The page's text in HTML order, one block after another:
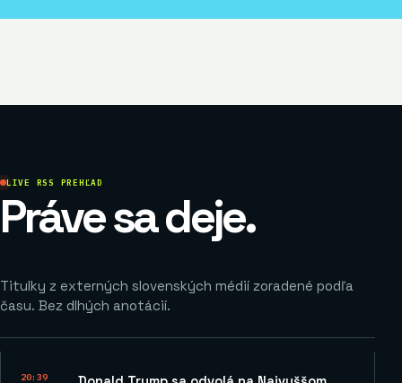
LIVE RSS PREHĽAD
Práve sa deje.
Titulky z externých slovenských médií zoradené podľa
času. Bez dlhých anotácií.
20:39